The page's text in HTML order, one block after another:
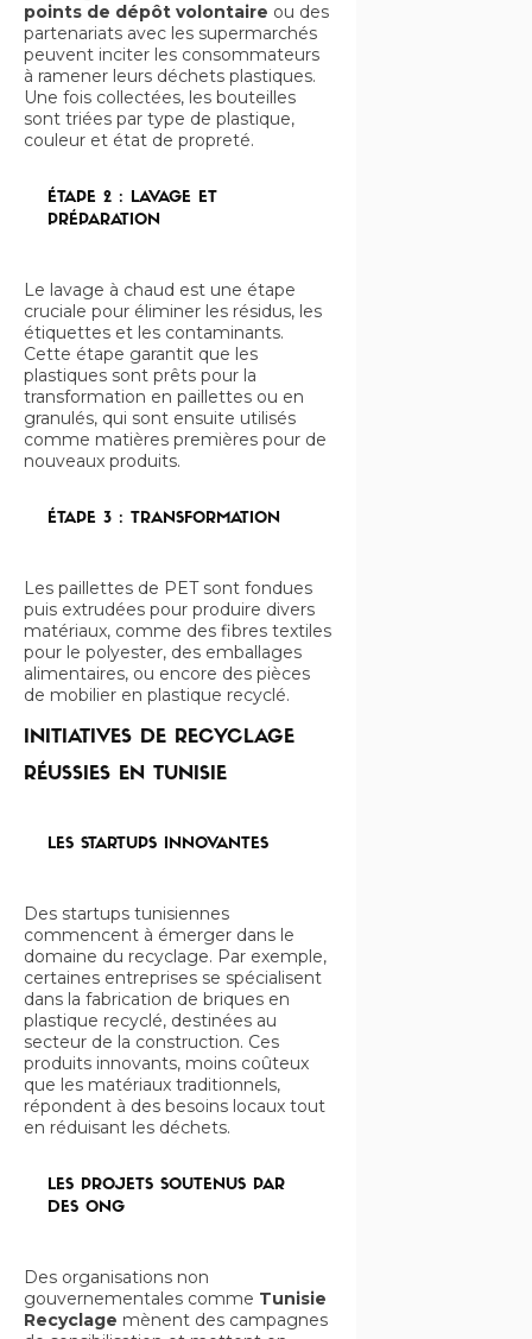
points de dépôt volontaire ou des
partenariats avec les supermarchés
peuvent inciter les consommateurs
à ramener leurs déchets plastiques.
Une fois collectées, les bouteilles
sont triées par type de plastique,
couleur et état de propreté.
ÉTAPE 2 : LAVAGE ET
PRÉPARATION
Le lavage à chaud est une étape
cruciale pour éliminer les résidus, les
étiquettes et les contaminants.
Cette étape garantit que les
plastiques sont prêts pour la
transformation en paillettes ou en
granulés, qui sont ensuite utilisés
comme matières premières pour de
nouveaux produits.
ÉTAPE 3 : TRANSFORMATION
Les paillettes de PET sont fondues
puis extrudées pour produire divers
matériaux, comme des fibres textiles
pour le polyester, des emballages
alimentaires, ou encore des pièces
de mobilier en plastique recyclé.
INITIATIVES DE RECYCLAGE
RÉUSSIES EN TUNISIE
LES STARTUPS INNOVANTES
Des startups tunisiennes
commencent à émerger dans le
domaine du recyclage. Par exemple,
certaines entreprises se spécialisent
dans la fabrication de briques en
plastique recyclé, destinées au
secteur de la construction. Ces
produits innovants, moins coûteux
que les matériaux traditionnels,
répondent à des besoins locaux tout
en réduisant les déchets.
LES PROJETS SOUTENUS PAR
DES ONG
Des organisations non
gouvernementales comme Tunisie
Recyclage mènent des campagnes